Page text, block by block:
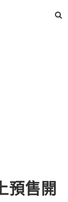
預售開